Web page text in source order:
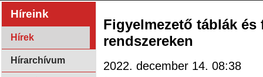
Híreink
Hírek
Hírarchívum
Figyelmezető táblák
rendszereken
2022. december 14. 08:38